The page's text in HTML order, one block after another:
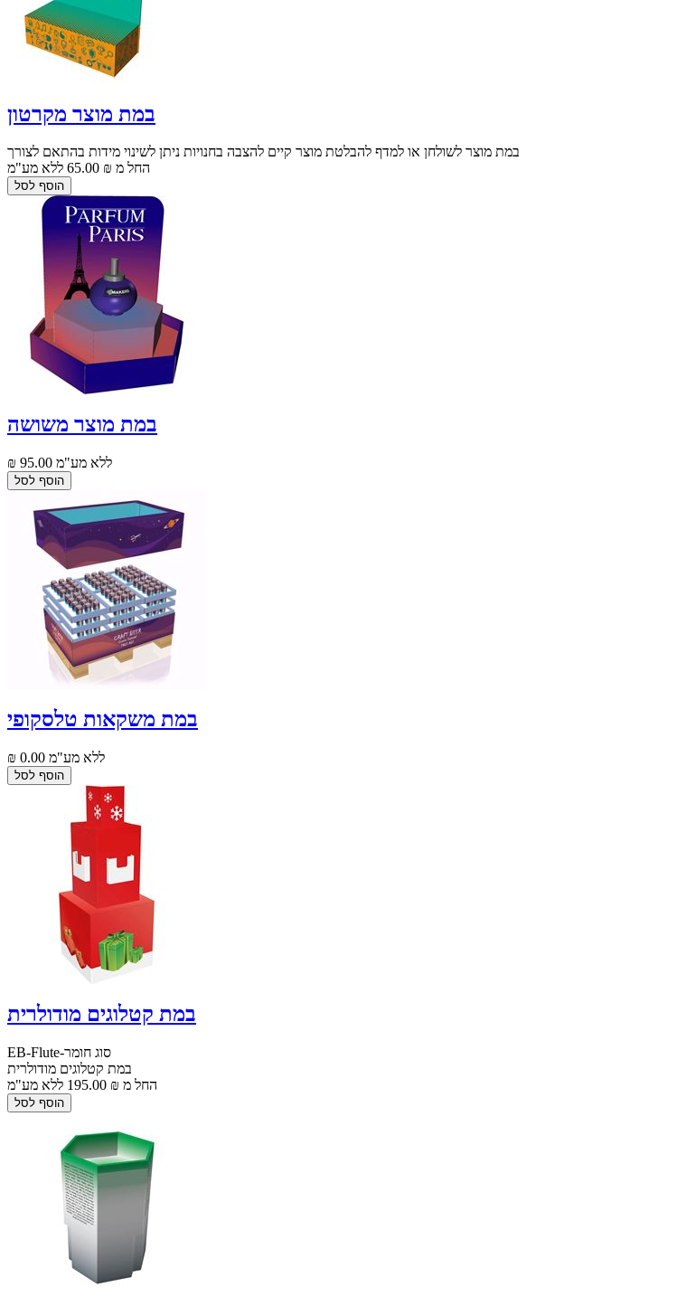
במת מוצר מקרטון
במת מוצר לשולחן או למדף להבלטת מוצר קיים להצבה בחנויות ניתן לשינוי מידות בהתאם לצורך
החל מ ₪ 65.00 ללא מע"מ
במת מוצר משושה
₪ 95.00 ללא מע"מ
במת משקאות טלסקופי
₪ 0.00 ללא מע"מ
במת קטלוגים מודולרית
EB-Flute-סוג חומר
במת קטלוגים מודולרית
החל מ ₪ 195.00 ללא מע"מ